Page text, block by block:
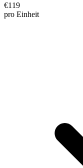
€119
pro Einheit